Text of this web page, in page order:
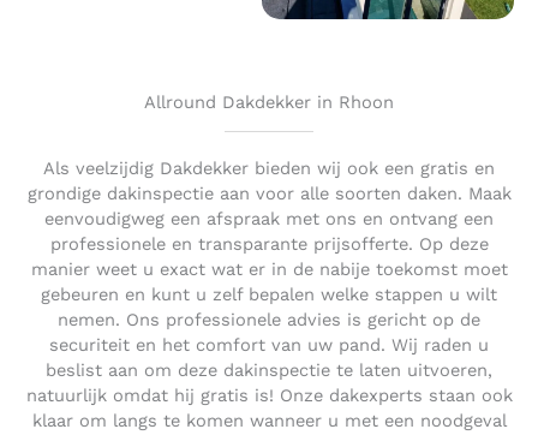
Allround Dakdekker in Rhoon
Als veelzijdig Dakdekker bieden wij ook een gratis en
grondige dakinspectie aan voor alle soorten daken. Maak
eenvoudigweg een afspraak met ons en ontvang een
professionele en transparante prijsofferte. Op deze
manier weet u exact wat er in de nabije toekomst moet
gebeuren en kunt u zelf bepalen welke stappen u wilt
nemen. Ons professionele advies is gericht op de
securiteit en het comfort van uw pand. Wij raden u
beslist aan om deze dakinspectie te laten uitvoeren,
natuurlijk omdat hij gratis is! Onze dakexperts staan ook
klaar om langs te komen wanneer u met een noodgeval